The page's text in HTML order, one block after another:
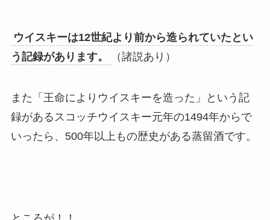
ウイスキーは12世紀より前から造られていたとい
う記録があります。
（諸説あり）
また「王命によりウイスキーを造った」という記
録があるスコッチウイスキー元年の1494年からで
いったら、500年以上もの歴史がある蒸留酒です。